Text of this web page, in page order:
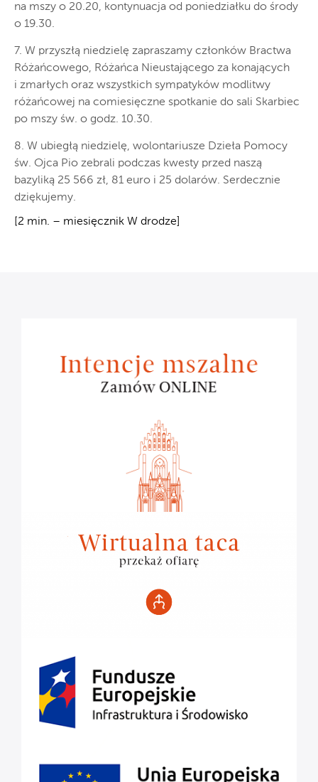
na mszy o 20.20, kontynuacja od poniedziałku do środy
o 19.30.
7. W przyszłą niedzielę zapraszamy członków Bractwa
Różańcowego, Różańca Nieustającego za konających
i zmarłych oraz wszystkich sympatyków modlitwy
różańcowej na comiesięczne spotkanie do sali Skarbiec
po mszy św. o godz. 10.30.
8. W ubiegłą niedzielę, wolontariusze Dzieła Pomocy
św. Ojca Pio zebrali podczas kwesty przed naszą
bazyliką 25 566 zł, 81 euro i 25 dolarów. Serdecznie
dziękujemy.
[2 min. – miesięcznik W drodze]